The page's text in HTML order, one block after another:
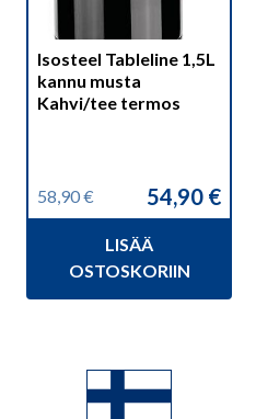
Isosteel Tableline 1,5L
kannu musta
Kahvi/tee termos
58,90€
Alkuperäinen
hinta
58,90 €.
54,90 €
Nykyinen
hinta
54,90 €.
LISÄÄ
OSTOSKORIIN